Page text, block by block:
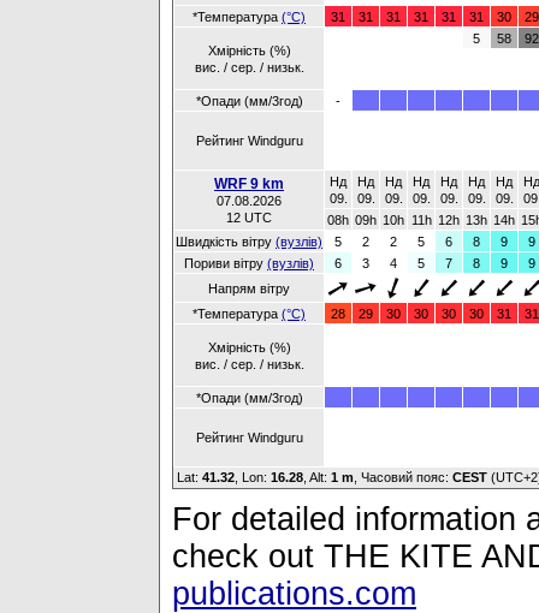
*Температура (°C) 31 31 31 31 31 31 30 29
Хмірність (%)
вис. / сер. / низьк.
5 58 92
*Опади (мм/3год) -
Рейтинг Windguru
WRF 9 km
07.08.2026
12 UTC
Нд
09.
Нд
09.
Нд
09.
Нд
09.
Нд
09.
Нд
09.
Нд
09.
Нд
08h 09h 10h 11h 12h 13h 14h
Швидкість вітру (вузлів) 5 2 2 5 6 8 9
9
Пориви вітру (вузлів) 6 3 4 5 7 8 9
9
Напрям вітру
*Температура (°C) 28 29 30 30 30 30 31 31
Хмірність (%)
вис. / сер. / низьк.
*Опади (мм/3год)
Рейтинг Windguru
Lat: 41.32 , Lon: 16.28 Alt: 1 m , Часовий пояс: CEST
For detailed information
check out THE KITE
publications.com